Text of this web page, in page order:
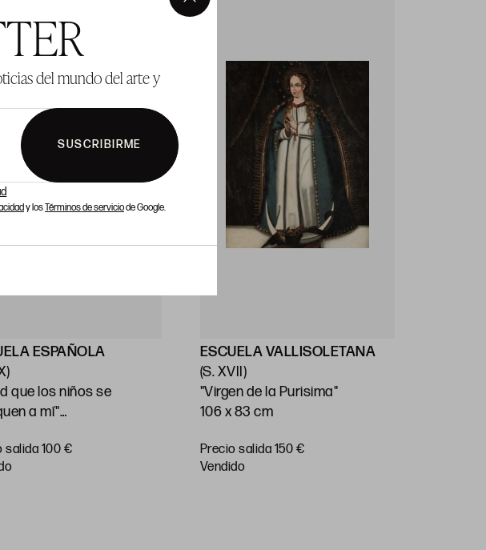
del mundo del arte y
SUSCRIBIRME
y losTérminos de serviciode Google.
×
ESPAÑOLA
que los niños se
a mí"
salida 100 €
ESCUELA VALLISOLETANA
(S. XVII)
"Virgen de la Purisima"
106 x 83 cm
Precio salida 150 €
vendido